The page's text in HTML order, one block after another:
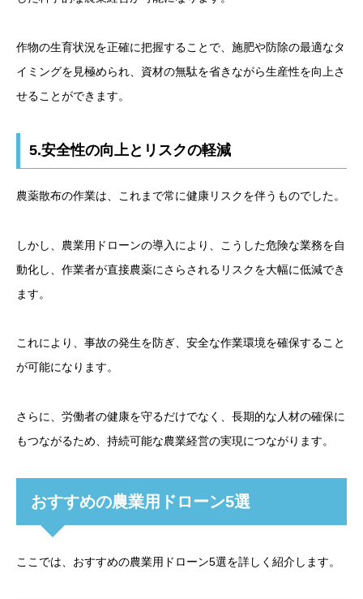
作物の生育状況を正確に把握することで、施肥や防除の最適なタ
イミングを見極められ、資材の無駄を省きながら生産性を向上さ
せることができます。
5.安全性の向上とリスクの軽減
農薬散布の作業は、これまで常に健康リスクを伴うものでした。
しかし、農業用ドローンの導入により、こうした危険な業務を自
動化し、作業者が直接農薬にさらされるリスクを大幅に低減でき
ます。
これにより、事故の発生を防ぎ、安全な作業環境を確保すること
が可能になります。
さらに、労働者の健康を守るだけでなく、長期的な人材の確保に
もつながるため、持続可能な農業経営の実現につながります。
おすすめの農業用ドローン5選
ここでは、おすすめの農業用ドローン5選を詳しく紹介します。